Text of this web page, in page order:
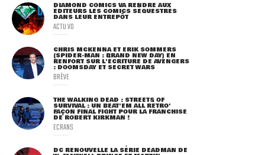
DIAMOND COMICS VA RENDRE AUX
ÉDITEURS LES COMICS SÉQUESTRÉS
DANS LEUR ENTREPÔT
ACTU VO
CHRIS MCKENNA ET ERIK SOMMERS
(SPIDER-MAN : BRAND NEW DAY) EN
RENFORT SUR L'ÉCRITURE DE AVENGERS
: DOOMSDAY ET SECRET WARS
BRÈVE
THE WALKING DEAD : STREETS OF
SURVIVAL : UN BEAT'EM ALL RÉTRO'
FAÇON FINAL FIGHT POUR LA FRANCHISE
DE ROBERT KIRKMAN !
ECRANS
DC RENOUVELLE LA SÉRIE DEADMAN DE